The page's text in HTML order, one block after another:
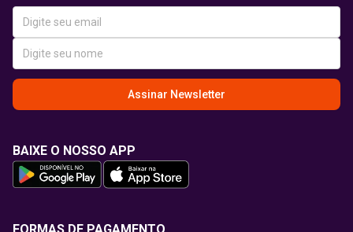
Assinar Newsletter
BAIXE O NOSSO APP